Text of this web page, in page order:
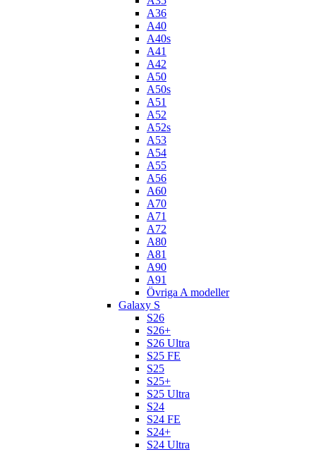
A36
A40
A40s
A41
A42
A50
A50s
A51
A52
A52s
A53
A54
A55
A56
A60
A70
A71
A72
A80
A81
A90
A91
Övriga A modeller
Galaxy S
S26
S26+
S26 Ultra
S25 FE
S25
S25+
S25 Ultra
S24
S24 FE
S24+
S24 Ultra